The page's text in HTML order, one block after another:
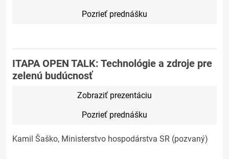
Pozrieť prednášku
ITAPA OPEN TALK: Technológie a zdroje pre
zelenú budúcnosť
Zobraziť prezentáciu
Pozrieť prednášku
Kamil Šaško, Ministerstvo hospodárstva SR (pozvaný)